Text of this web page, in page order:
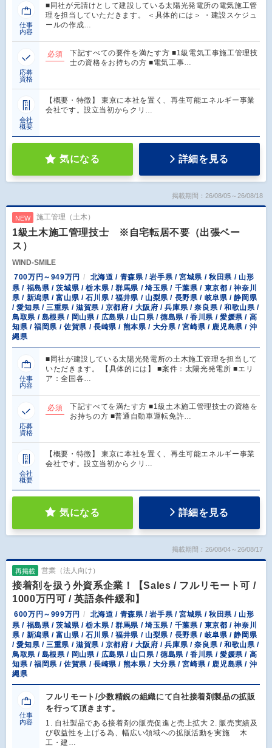
仕事
内容
■同社が元請けとして建設している太陽光発電所の電気施工管
理を担当していただきます。 ＜具体的には＞ ・建設スケジュ
ールの作成…
応募
資格
必須
下記すべての要件を満たす方 ■1級電気工事施工管理技
士の資格をお持ちの方 ■電気工事…
会社
概要
【概要・特徴】 東京に本社を置く、再生可能エネルギー事業
会社です。設立当初からクリ…
気になる 詳細を見る
掲載期間：26/08/05～26/08/18
NEW 施工管理（土木）
1級土木施工管理技士 ※自宅転居不要（出張ベー
ス）
WIND-SMILE
700万円～949万円
北海道 / 青森県 / 岩手県 / 宮城県 / 秋田県 / 山形
県 / 福島県 / 茨城県 / 栃木県 / 群馬県 / 埼玉県 / 千葉県 / 東京都 / 神奈川
県 / 新潟県 / 富山県 / 石川県 / 福井県 / 山梨県 / 長野県 / 岐阜県 / 静岡県
/ 愛知県 / 三重県 / 滋賀県 / 京都府 / 大阪府 / 兵庫県 / 奈良県 / 和歌山県 /
鳥取県 / 島根県 / 岡山県 / 広島県 / 山口県 / 徳島県 / 香川県 / 愛媛県 / 高
知県 / 福岡県 / 佐賀県 / 長崎県 / 熊本県 / 大分県 / 宮崎県 / 鹿児島県 / 沖
縄県
仕事
内容
■同社が建設している太陽光発電所の土木施工管理を担当して
いただきます。 【具体的には】 ■案件：太陽光発電所 ■エリ
ア：全国各…
応募
資格
必須
下記すべてを満たす方 ■1級土木施工管理技士の資格を
お持ちの方 ■普通自動車運転免許…
会社
概要
【概要・特徴】 東京に本社を置く、再生可能エネルギー事業
会社です。設立当初からクリ…
気になる 詳細を見る
掲載期間：26/08/04～26/08/17
再掲載 営業（法人向け）
接着剤を扱う外資系企業！【Sales / フルリモート可 /
1000万円可 / 英語条件緩和】
600万円～999万円
北海道 / 青森県 / 岩手県 / 宮城県 / 秋田県 / 山形
県 / 福島県 / 茨城県 / 栃木県 / 群馬県 / 埼玉県 / 千葉県 / 東京都 / 神奈川
県 / 新潟県 / 富山県 / 石川県 / 福井県 / 山梨県 / 長野県 / 岐阜県 / 静岡県
/ 愛知県 / 三重県 / 滋賀県 / 京都府 / 大阪府 / 兵庫県 / 奈良県 / 和歌山県 /
鳥取県 / 島根県 / 岡山県 / 広島県 / 山口県 / 徳島県 / 香川県 / 愛媛県 / 高
知県 / 福岡県 / 佐賀県 / 長崎県 / 熊本県 / 大分県 / 宮崎県 / 鹿児島県 / 沖
縄県
仕事
内容
フルリモート/少数精鋭の組織にて自社接着剤製品の拡販
を行って頂きます。
1. 自社製品である接着剤の販売促進と売上拡大 2. 販売実績及
び収益性を上げる為、幅広い領域への拡販活動を実施 木
工・建…